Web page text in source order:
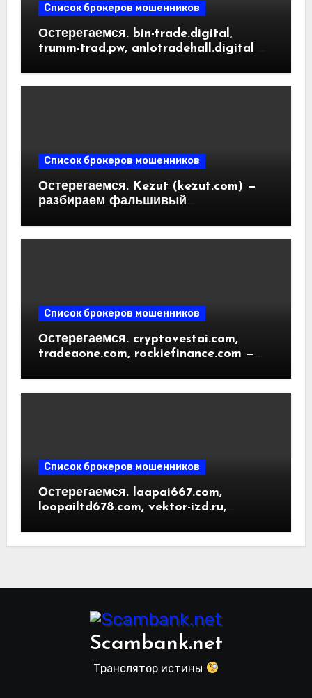
Список брокеров мошенников
Остерегаемся. bin-trade.digital,
trumm-trad.pw, anlotradehall.digital —
криптобирж. Как вернуть деньги.
Список брокеров мошенников
Остерегаемся. Kezut (kezut.com) —
разбираем фальшивый
Список брокеров мошенников
Остерегаемся. cryptovestai.com,
tradeaone.com, rockiefinance.com —
Список брокеров мошенников
Остерегаемся. laapai667.com,
loopailtd678.com, vektor-izd.ru,
видом инвест проектов. Отзывы
Scambank.net
Транслятор истины